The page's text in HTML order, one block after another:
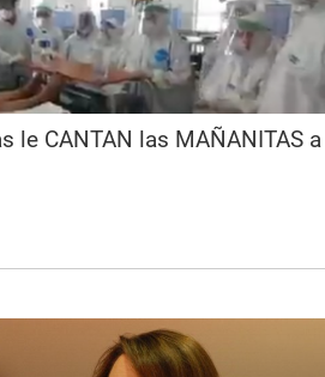
le CANTAN las MAÑANITAS a